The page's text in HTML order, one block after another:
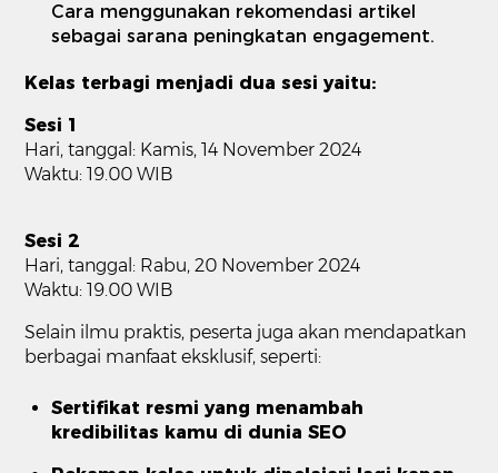
Cara menggunakan rekomendasi artikel
sebagai sarana peningkatan engagement.
Kelas terbagi menjadi dua sesi yaitu:
Sesi 1
Hari, tanggal: Kamis, 14 November 2024
Waktu: 19.00 WIB
Sesi 2
Hari, tanggal: Rabu, 20 November 2024
Waktu: 19.00 WIB
Selain ilmu praktis, peserta juga akan mendapatkan
berbagai manfaat eksklusif, seperti:
Sertifikat resmi yang menambah
kredibilitas kamu di dunia SEO